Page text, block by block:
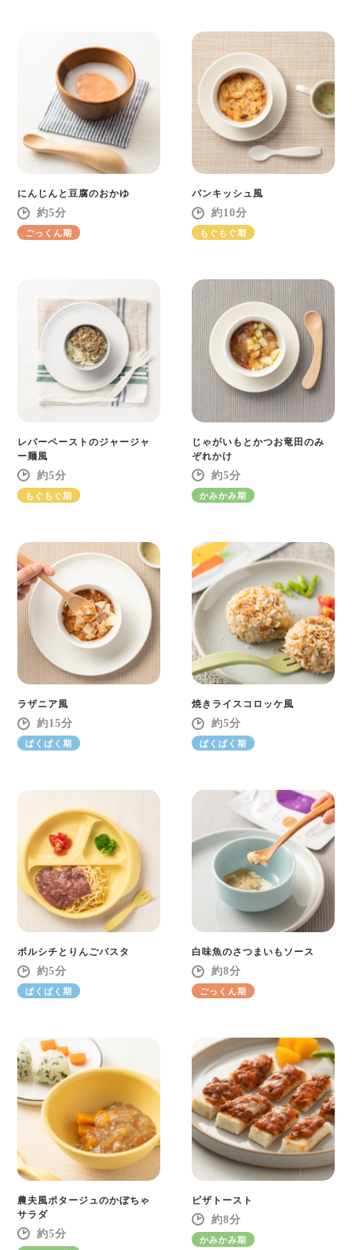
にんじんと豆腐のおかゆ
5
ごっくん期
パンキッシュ風
10
もぐもぐ期
レバーペーストのジャージャ
ー麺風
5
もぐもぐ期
じゃがいもとかつお竜田のみ
ぞれかけ
5
かみかみ期
ラザニア風
15
ぱくぱく期
焼きライスコロッケ風
5
ぱくぱく期
ボルシチとりんごパスタ
5
ぱくぱく期
白味魚のさつまいもソース
8
ごっくん期
農夫風ポタージュのかぼちゃ
サラダ
5
ピザトースト
8
かみかみ期